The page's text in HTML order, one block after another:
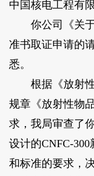
中国核电工程有
你公司《关于
准书取证申请的
悉。
根据《放射性
规章《放射性物
求，我局审查了
设计的CNFC-
和标准的要求，